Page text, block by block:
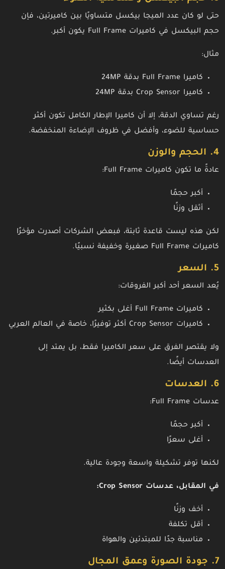
حتى لو كان عدد الميجا بيكسل متساويًا بين كاميرتين، فإن
حجم البيكسل في كاميرات Full Frame يكون أكبر.
مثال:
كاميرا Full Frame بدقة 24MP
كاميرا Crop Sensor بدقة 24MP
رغم تساوي الدقة، إلا أن كاميرا الإطار الكامل تكون أكثر
حساسية للضوء، وأفضل في ظروف الإضاءة المنخفضة.
4. الحجم والوزن
عادةً ما تكون كاميرات Full Frame:
أكبر حجمًا
أثقل وزنًا
لكن هذه ليست قاعدة ثابتة، فبعض الشركات أصدرت مؤخرًا
كاميرات Full Frame صغيرة وخفيفة نسبيًا.
5. السعر
يُعد السعر أحد أكبر الفروقات:
كاميرات Full Frame أغلى بكثير
كاميرات Crop Sensor أكثر توفيرًا، خاصة في العالم العربي
ولا يقتصر الفرق على سعر الكاميرا فقط، بل يمتد إلى
العدسات أيضًا.
6. العدسات
عدسات Full Frame:
أكبر حجمًا
أغلى سعرًا
لكنها توفر تشكيلة واسعة وجودة عالية.
في المقابل، عدسات Crop Sensor:
أخف وزنًا
أقل تكلفة
مناسبة جدًا للمبتدئين والهواة
7. جودة الصورة وعمق المجال